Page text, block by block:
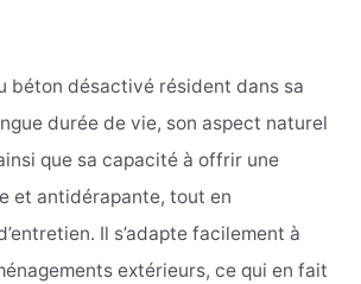
béton désactivé résident dans sa
durée de vie, son aspect naturel
que sa capacité à offrir une
et antidérapante, tout en
Il s’adapte facilement à
extérieurs, ce qui en fait